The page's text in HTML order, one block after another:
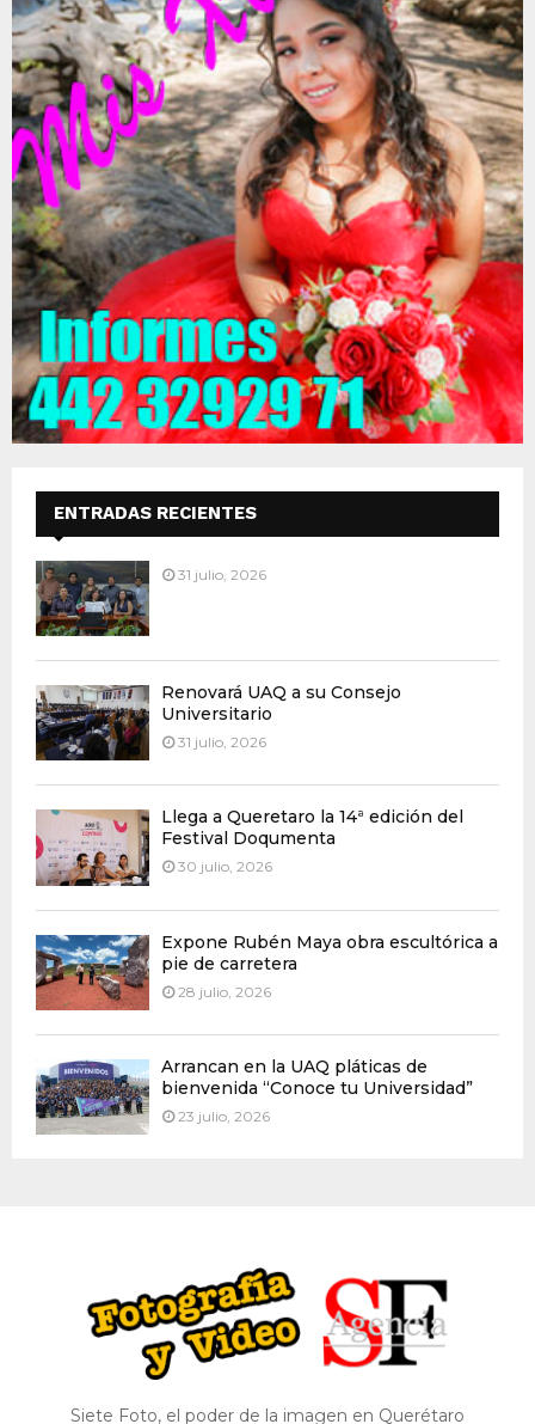
ENTRADAS RECIENTES
31 julio, 2026
Renovará UAQ a su Consejo
Universitario
31 julio, 2026
Llega a Queretaro la 14ª edición del
Festival Doqumenta
30 julio, 2026
Expone Rubén Maya obra escultórica a
pie de carretera
28 julio, 2026
Arrancan en la UAQ pláticas de
bienvenida “Conoce tu Universidad”
23 julio, 2026
Siete Foto, el poder de la imagen en Querétaro